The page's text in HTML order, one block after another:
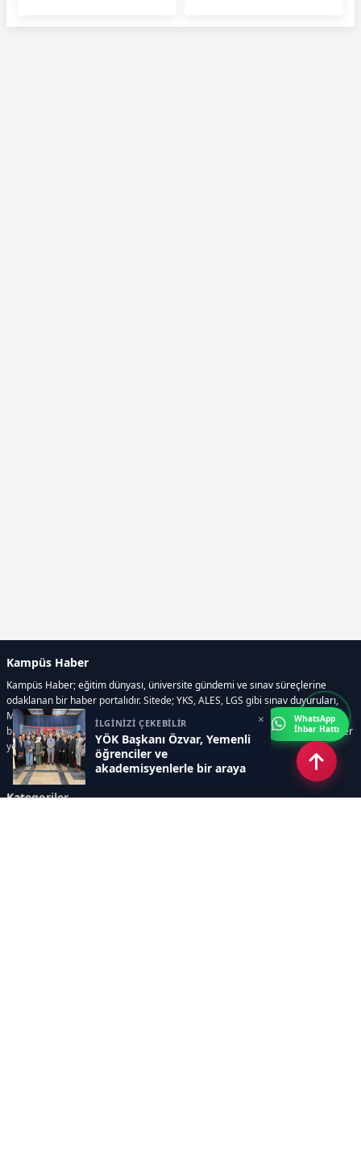
İLGİNİZİ ÇEKEBİLİR
YÖK Başkanı Özvar, Yemenli
öğrenciler ve
akademisyenlerle bir araya
×
Kampüs Haber
Kampüs Haber; eğitim dünyası, üniversite gündemi ve sınav süreçlerine
odaklanan bir haber portalıdır. Sitede; YKS, ALES, LGS gibi sınav duyuruları,
Milli Eğitim Bakanlığı gelişmeleri, üniversite haberleri, rehberlik içerikleri,
bilim ve teknoloji alanındaki yenilikler ile öğrenci yaşamına dair güncel bilgiler
yer alır.
Kategoriler
WhatsApp
İhbar Hattı